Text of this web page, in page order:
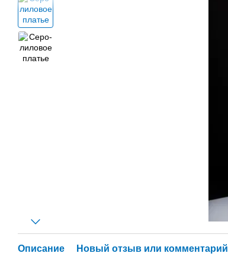
Описание Новый отзыв или комментарий